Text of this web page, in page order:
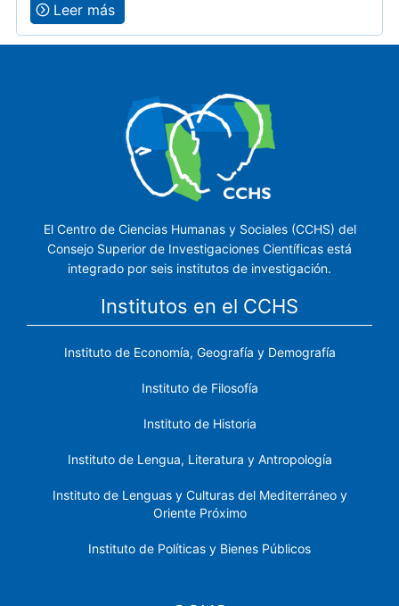
Leer más
El Centro de Ciencias Humanas y Sociales (CCHS) del
Consejo Superior de Investigaciones Científicas está
integrado por seis institutos de investigación.
Institutos en el CCHS
Instituto de Economía, Geografía y Demografía
Instituto de Filosofía
Instituto de Historia
Instituto de Lengua, Literatura y Antropología
Instituto de Lenguas y Culturas del Mediterráneo y
Oriente Próximo
Instituto de Políticas y Bienes Públicos